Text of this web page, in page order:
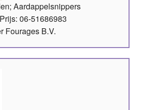
Aardappelsnippers
06-51686983
Fourages B.V.